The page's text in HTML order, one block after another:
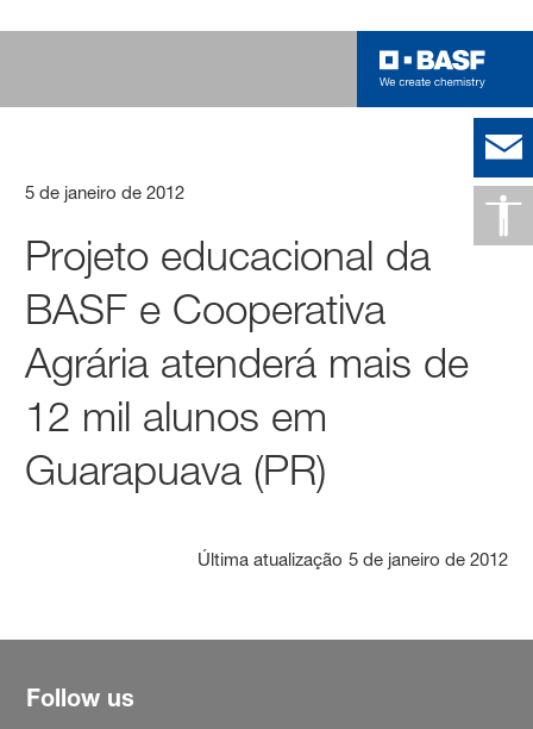
5 de janeiro de 2012
Projeto educacional da
BASF e Cooperativa
Agrária atenderá mais de
12 mil alunos em
Guarapuava (PR)
Última atualização 5 de janeiro de 2012
Follow us